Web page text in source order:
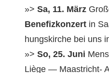
»> Sa, 11. März
Bene­fizkonz­ert in
hungskirche bei uns
»> So, 25. Juni
Liège — Maas­tricht-